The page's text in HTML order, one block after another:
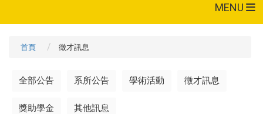
MENU
首頁 徵才訊息
全部公告 系所公告 學術活動 徵才訊息
獎助學金 其他訊息